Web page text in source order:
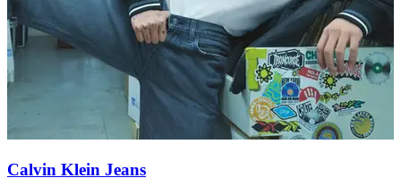
Calvin Klein Jeans